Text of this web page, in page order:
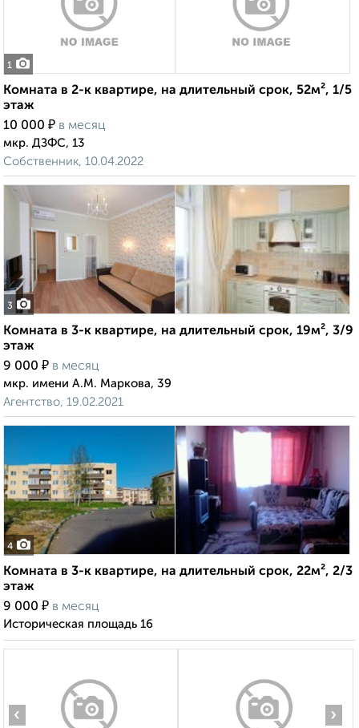
1
Комната в 2-к квартире, на длительный срок, 52м², 1/5
этаж
10 000 ₽ в месяц
мкр. ДЗФС, 13
Собственник, 10.04.2022
3
Комната в 3-к квартире, на длительный срок, 19м², 3/9
этаж
9 000 ₽ в месяц
мкр. имени А.М. Маркова, 39
Агентство, 19.02.2021
4
Комната в 3-к квартире, на длительный срок, 22м², 2/3
этаж
9 000 ₽ в месяц
Историческая площадь 16
‹ ›